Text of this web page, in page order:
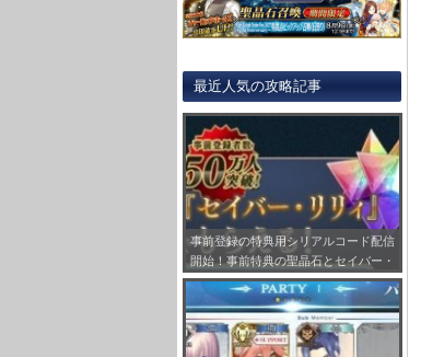
最近人気の攻略記事
事前登録の特典用シリアルコード配信
開始！事前特典の聖晶石とセイバー・
リリィの受け取り方法をまとめてみ
た！